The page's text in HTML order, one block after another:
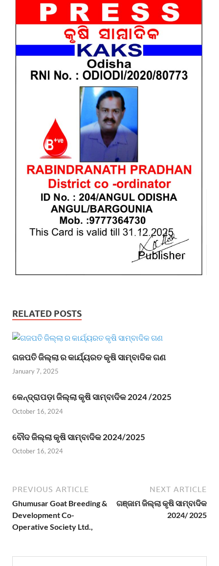
RELATED POSTS
ଗଜପତି ଜିଲ୍ଲା ର କାର୍ଯ୍ୟରତ କୃଷି ସାମ୍ବାଦିକ ଗଣ
January 7, 2025
କେନ୍ଦ୍ରାପଡ଼ା ଜିଲ୍ଲା କୃଷି ସାମ୍ବାଦିକ 2024 /2025
October 16, 2024
ବୌଦ ଜିଲ୍ଲା କୃଷି ସାମ୍ବାଦିକ 2024/2025
October 16, 2024
PREVIOUS ARTICLE
Ghumusar Goat Breeding &
Development Co-
Operative Society Ltd.,
NEXT ARTICLE
ଗଞ୍ଜାମ ଜିଲ୍ଲା କୃଷି ସାମ୍ବାଦିକ
2024/ 2025